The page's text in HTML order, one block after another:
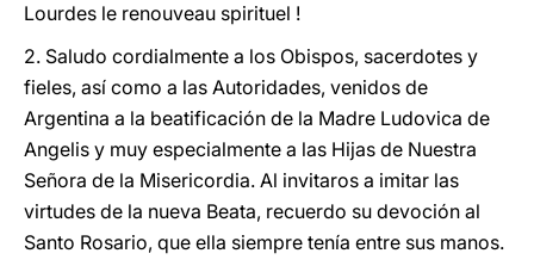
Lourdes le renouveau spirituel !
2. Saludo cordialmente a los Obispos, sacerdotes y
fieles, así como a las Autoridades, venidos de
Argentina a la beatificación de la Madre Ludovica de
Angelis y muy especialmente a las Hijas de Nuestra
Señora de la Misericordia. Al invitaros a imitar las
virtudes de la nueva Beata, recuerdo su devoción al
Santo Rosario, que ella siempre tenía entre sus manos.